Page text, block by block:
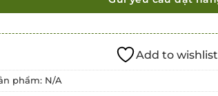
Add to wishlist
phẩm: N/A